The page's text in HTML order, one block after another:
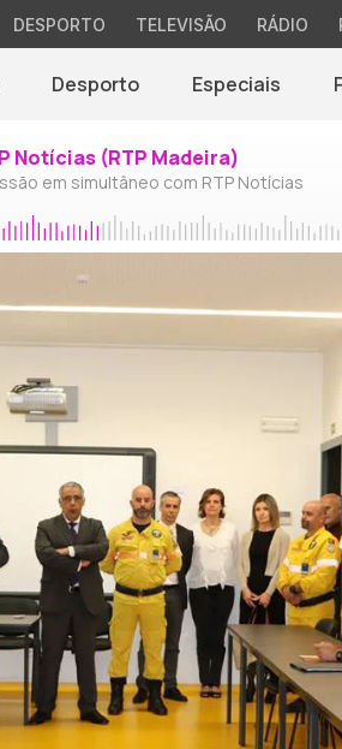
DESPORTO TELEVISÃO RÁDIO
Desporto Especiais
Notícias (RTP Madeira)
em simultâneo com RTP Notícias